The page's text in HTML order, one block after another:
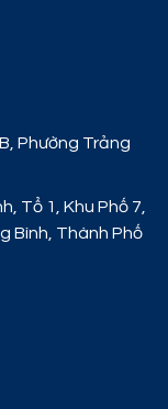
Phường Trảng
Tổ 1, Khu Phố 7,
Bình, Thành Phố